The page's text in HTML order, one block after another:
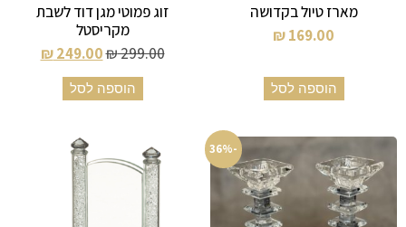
מארז טיול בקדושה
₪169.00
הוספה לסל
זוג פמוטי מגן דוד לשבת
מקריסטל
₪299.00
₪249.00
הוספה לסל
-36%